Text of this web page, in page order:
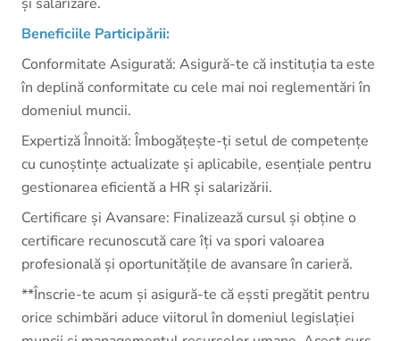
Beneficiile Participării:
Conformitate Asigurată: Asigură-te că instituția ta este
în deplină conformitate cu cele mai noi reglementări în
domeniul muncii.
Expertiză Înnoită: Îmbogățește-ți setul de competențe
cu cunoștințe actualizate și aplicabile, esențiale pentru
gestionarea eficientă a HR și salarizării.
Certificare și Avansare: Finalizează cursul și obține o
certificare recunoscută care îți va spori valoarea
profesională și oportunitățile de avansare în carieră.
**Înscrie-te acum și asigură-te că eșsti pregătit pentru
orice schimbări aduce viitorul în domeniul legislației